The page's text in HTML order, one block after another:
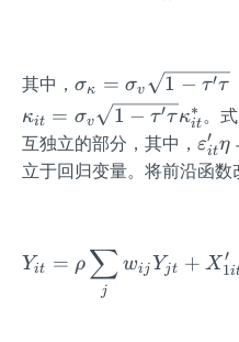
(0,
1)
其中， \s
m
a_
\k
=
\s
σκ = σv 1 − τ′τ
κit = σv 1 − τ′τ κit
∗ 。
互独立的部分，其中， \v
ar
_
εit
′ η
立于回归变量。将前沿函数
Yit = ρ
j
∑ wij Yjt + X1i
′